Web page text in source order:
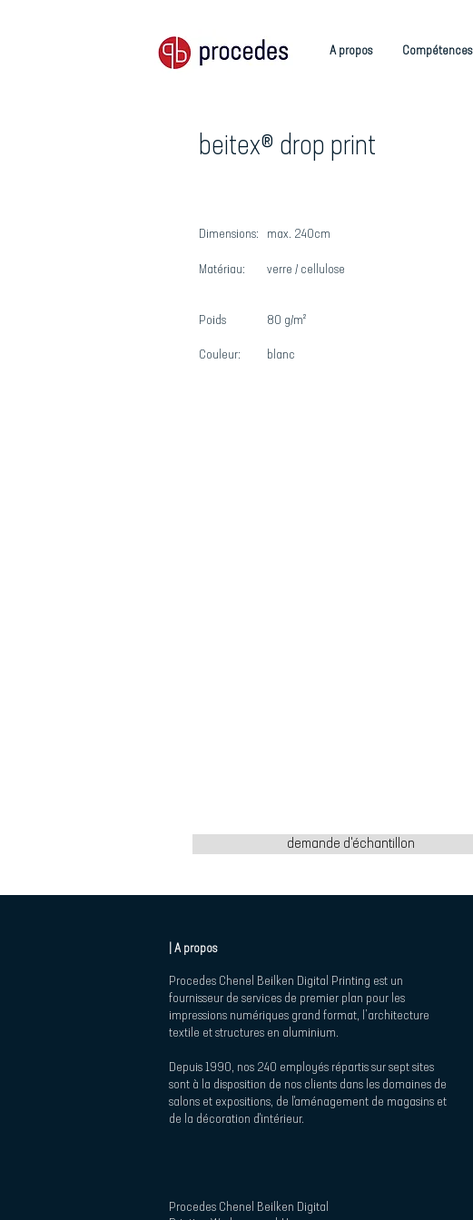
A propos Compétences
beitex® drop print
Dimensions: max. 240cm
Matériau: verre / cellulose
Poids 80 g/m²
Couleur: blanc
demande d'échantillon
| A propos
Procedes Chenel Beilken Digital Printing est un
fournisseur de services de premier plan pour les
impressions numériques grand format, l’architecture
textile et structures en aluminium.
Depuis 1990, nos 240 employés répartis sur sept sites
sont à la disposition de nos clients dans les domaines de
salons et expositions, de l'aménagement de magasins et
de la décoration d'intérieur.
Procedes Chenel Beilken Digital